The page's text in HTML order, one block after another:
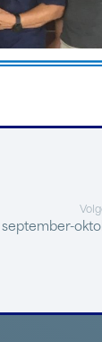
september-